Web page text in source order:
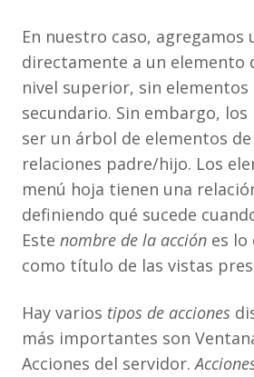
En nuestro caso, agregamos
directamente a un elemento
nivel superior, sin elementos
secundario. Sin embargo,
ser un árbol de elementos
relaciones padre/hijo. Los
menú hoja tienen una
definiendo qué sucede
Este nombre de la acción es lo
como título de las vistas
Hay varios tipos de acciones
más importantes son
Acciones del servidor.